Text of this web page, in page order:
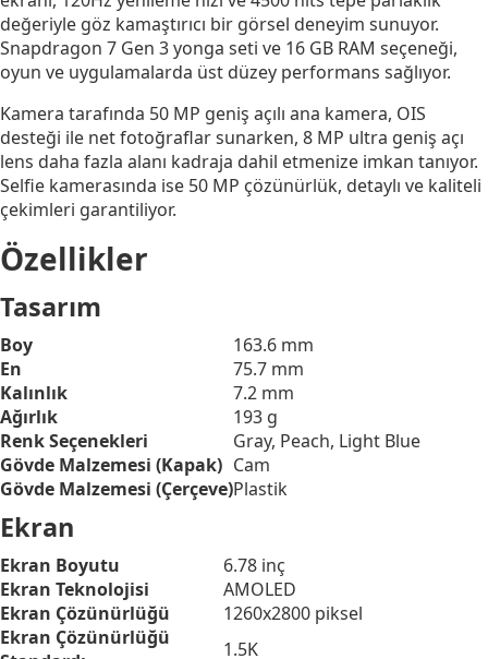
değeriyle göz kamaştırıcı bir görsel deneyim sunuyor.
Snapdragon 7 Gen 3 yonga seti ve 16 GB RAM seçeneği,
oyun ve uygulamalarda üst düzey performans sağlıyor.
Kamera tarafında 50 MP geniş açılı ana kamera, OIS
desteği ile net fotoğraflar sunarken, 8 MP ultra geniş açı
lens daha fazla alanı kadraja dahil etmenize imkan tanıyor.
Selfie kamerasında ise 50 MP çözünürlük, detaylı ve kaliteli
çekimleri garantiliyor.
Özellikler
Tasarım
Boy
163.6 mm
En
75.7 mm
Kalınlık
7.2 mm
Ağırlık
193 g
Renk Seçenekleri
Gray, Peach, Light Blue
Gövde Malzemesi (Kapak) Cam
Gövde Malzemesi (Çerçeve)Plastik
Ekran
Ekran Boyutu
6.78 inç
Ekran Teknolojisi
AMOLED
Ekran Çözünürlüğü
1260x2800 piksel
Ekran Çözünürlüğü
1.5K